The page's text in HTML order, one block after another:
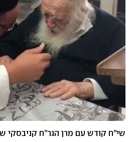
שי”ח קודש עם מרן הגר”ח קניבסקי